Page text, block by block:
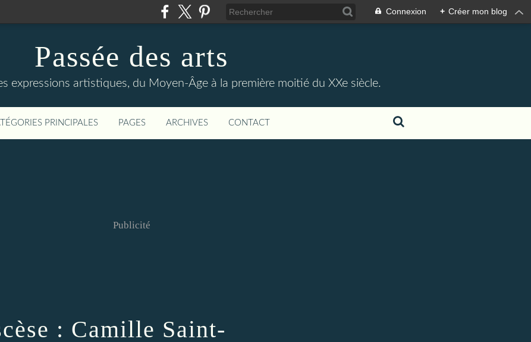
Connexion + Créer mon blog
Passée des arts
expressions artistiques, du Moyen-Âge à la première moitié du XXe siècle.
PRINCIPALES PAGES ARCHIVES CONTACT
Publicité
: Camille Saint-